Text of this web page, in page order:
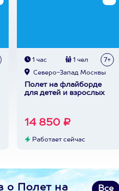
1 час 1 чел 7+
Северо-Запад Москвы
Полет на флайборде
для детей и взрослых
14 850 ₽
Работает сейчас
о Полет на Все